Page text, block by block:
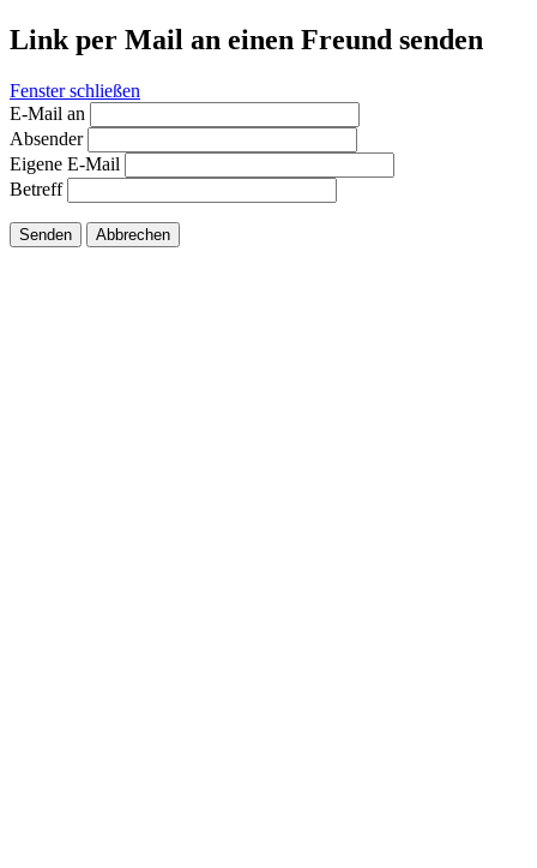
Link per Mail an einen Freund senden
Fenster schließen
E-Mail an
Absender
Eigene E-Mail
Betreff
Senden Abbrechen